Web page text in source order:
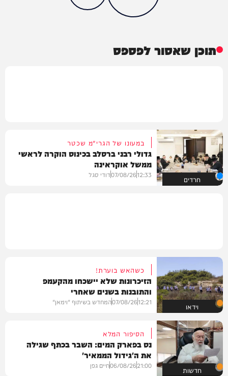
תוכן שאסור לפספס
חרדים
במעונו של הגרי"מ שכטר
גדולי רבני ברסלב בכינוס הוקרה לראשי
ממשל אוקראינה
12:33
07/08/26דודי סגל
וידאו
כשהאש בוערת!
הזיכרונות שלא יישכחו מהקעמפ
והתובנות בשנים שאחרי
12:21
07/08/26המחדש בשיתוף "וימאן"
חדשות
הסיפור המלא
נס בפארק המים: השבר בכתף שגילה
את ה'גידול הממאיר'
21:00
06/08/26חיים גפן